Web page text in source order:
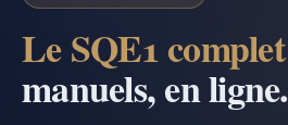
Le SQE1 complet
manuels, en ligne.